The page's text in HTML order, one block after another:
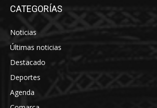
CATEGORÍAS
Noticias
Últimas noticias
Destacado
Deportes
Agenda